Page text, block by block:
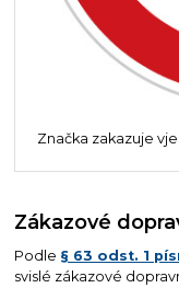
Značka zakazuje
Zákazové
Podle § 63 odst. 1
svislé zákazové